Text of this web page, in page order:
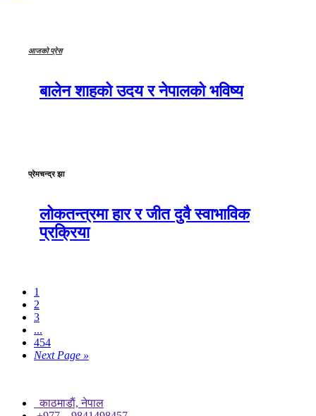
आजको प्रेस
बालेन शाहको उदय र नेपालको भविष्य
प्रेमचन्द्र झा
लोकतन्त्रमा हार र जीत दुवै स्वाभाविक
प्रक्रिया
1
2
3
...
454
Next Page »
काठमाडाैं, नेपाल